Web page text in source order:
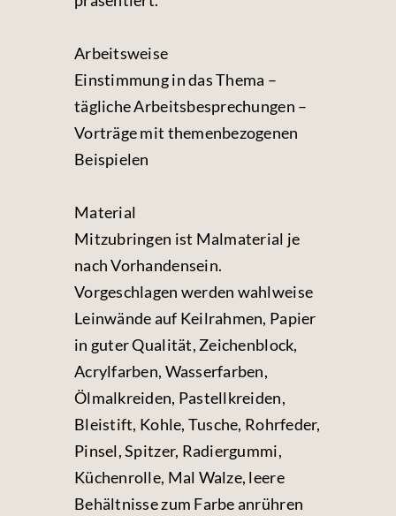
Arbeitsweise
Einstimmung in das Thema –
tägliche Arbeitsbesprechungen –
Vorträge mit themenbezogenen
Beispielen
Material
Mitzubringen ist Malmaterial je
nach Vorhandensein.
Vorgeschlagen werden wahlweise
Leinwände auf Keilrahmen, Papier
in guter Qualität, Zeichenblock,
Acrylfarben, Wasserfarben,
Ölmalkreiden, Pastellkreiden,
Bleistift, Kohle, Tusche, Rohrfeder,
Pinsel, Spitzer, Radiergummi,
Küchenrolle, Mal Walze, leere
Behältnisse zum Farbe anrühren